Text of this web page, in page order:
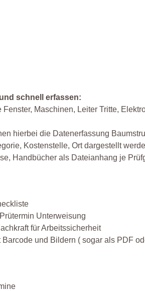
schnell erfassen:
Maschinen, Leiter Tritte,
hierbei die Datenerfassung
Kostenstelle, Ort dargestellt
Handbücher als Dateianhang je
Unterweisung
für Arbeitssicherheit
und Bildern ( sogar als PDF